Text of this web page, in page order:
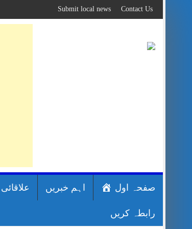
to
content
Contact Us
Submit local news
صفحہ اول اہم خبریں علاقائی
رابطہ کریں